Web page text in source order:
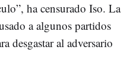
ha censurado Iso. La
a algunos partidos
desgastar al adversario